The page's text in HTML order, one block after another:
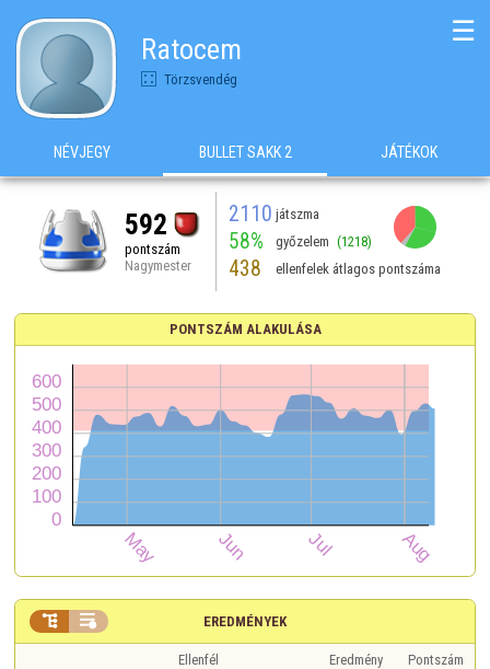
Ratocem
Törzsvendég
☰
NÉVJEGY BULLET SAKK 2 JÁTÉKOK
592
pontszám
Nagymester
2110 játszma
58% győzelem (1218)
438 ellenfelek átlagos pontszáma
PONTSZÁM ALAKULÁSA
EREDMÉNYEK
 
Ellenfél Eredmény
Pontszám